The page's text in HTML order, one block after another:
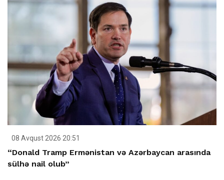
08 Avqust 2026 20:51
“Donald Tramp Ermənistan və Azərbaycan arasında
sülhə nail olub”